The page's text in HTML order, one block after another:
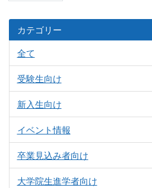
カテゴリー
全て
受験生向け
新入生向け
イベント情報
卒業見込み者向け
大学院生進学者向け